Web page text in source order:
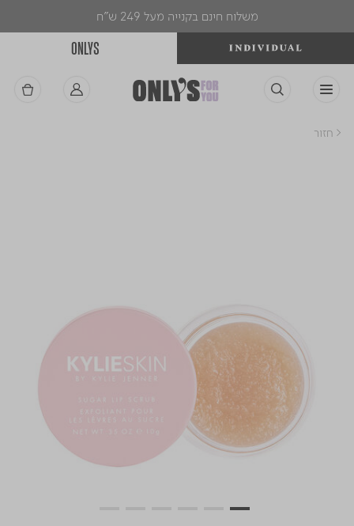
משלוח חינם בקנייה מעל 249 ש"ח
ONLYS
< חזור